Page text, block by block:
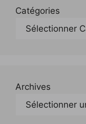
Catégories
Archives